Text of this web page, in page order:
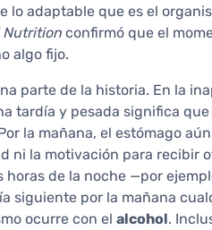
lo adaptable que es el
Nutrition confirmó que el
algo fijo.
parte de la historia. En la
tardía y pesada significa
la mañana, el estómago
ni la motivación para recibir
de la noche —por
siguiente por la mañana
ocurre con el alcohol.